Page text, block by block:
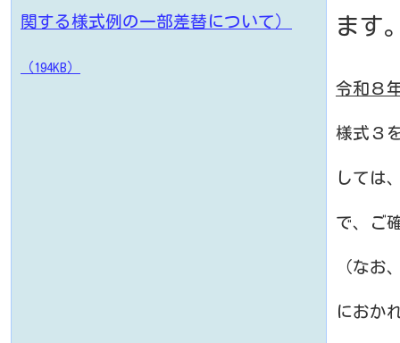
関する様式例の一部差替について）
（194KB）
ます
令和８
様式３
しては
で、ご
（なお
におか